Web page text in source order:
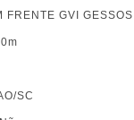
FRENTE GVI GESSOS
SC